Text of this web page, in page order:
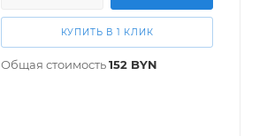
КУПИТЬ В 1 КЛИК
Общая стоимость152 BYN